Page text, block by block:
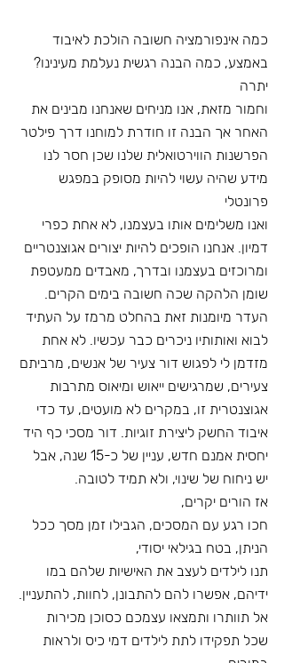
כמה אינפורמציה חשובה הולכת לאיבוד
באמצע, כמה הבנה רגשית נעלמת מעינינו?
יתרה
וחמור מזאת, אנו מניחים שאנחנו מבינים את
האחר אך הבנה זו חודרת למוחנו דרך פילטר
הפרשנות הווירטואלית שלנו שכן חסר לנו
מידע שהיה עשוי להיות מסופק במפגש
פרונטלי
ואנו משלימים אותו בעצמנו, לא אחת כפרי
דמיון. אנחנו הופכים להיות יצורים אגוצנטריים
ומרוכזים בעצמנו ובדרך, מאבדים ממעטפת
שומן הלהקה שכה חשובה בימים הקרים.
העדר מיומנות זאת בהחלט מרמז על העתיד
לבוא ואותותיו ניכרים כבר עכשיו. לא אחת
מזדמן לי לפגוש דור צעיר של אנשים, מרביתם
צעירים, שמרגישים ייאוש ומיאוס מתרבות
אגוצנטרית זו, במקרים לא מועטים, עד כדי
איבוד החשק ליצירת זוגיות. דור מסכי כף היד
יחסית אמנם חדש, עניין של כ-15 שנה, אבל
יש ניחוח של שינוי, ולא תמיד לטובה.
אז הורים יקרים,
חכו רגע עם המסכים, הגבילו זמן מסך ככל
הניתן, בטח בגילאי יסודי,
תנו לילדים לעצב את האישיות שלהם במו
ידיהם, אפשרו להם להתבונן, לחוות, להתעניין.
אל תוותרו ותמצאו עצמכם כסוכן מכירות
שכל תפקידו לתת לילדים דמי כיס ולראות